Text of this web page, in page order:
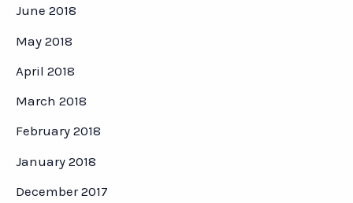
June 2018
May 2018
April 2018
March 2018
February 2018
January 2018
December 2017